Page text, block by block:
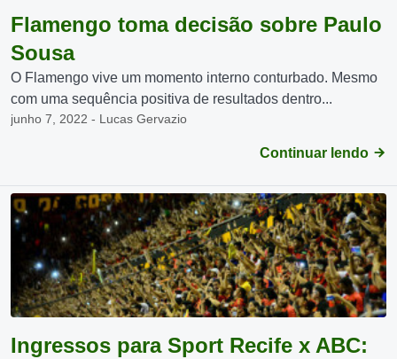
Flamengo toma decisão sobre Paulo
Sousa
O Flamengo vive um momento interno conturbado. Mesmo
com uma sequência positiva de resultados dentro...
junho 7, 2022 - Lucas Gervazio
Continuar lendo
Ingressos para Sport Recife x ABC: